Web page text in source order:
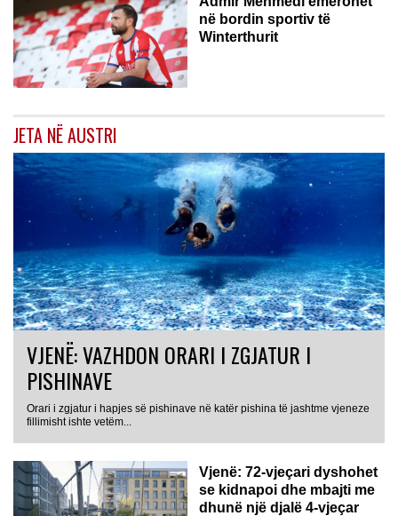
në bordin sportiv të
Winterthurit
JETA NË AUSTRI
VJENË: VAZHDON ORARI I ZGJATUR I
PISHINAVE
Orari i zgjatur i hapjes së pishinave në katër pishina të jashtme vjeneze
fillimisht ishte vetëm...
Vjenë: 72-vjeçari dyshohet
se kidnapoi dhe mbajti me
dhunë një djalë 4-vjeçar